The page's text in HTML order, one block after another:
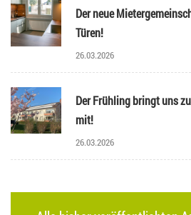
Der neue
Türen!
26.03.2026
Der Frühling bringt uns
mit!
26.03.2026